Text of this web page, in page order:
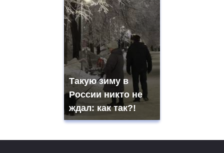
Такую зиму в
России никто не
ждал: как так?!